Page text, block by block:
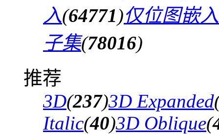
入(64771)仅位图嵌入
子集(78016)
推荐
3D(237)3D Expanded
Italic(40)3D Oblique(